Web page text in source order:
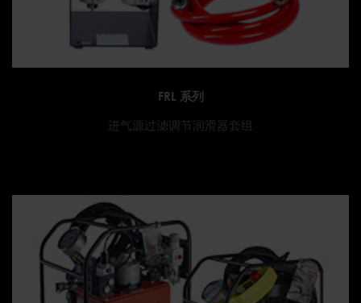
FRL 系列
进气源过滤调节润滑器套组